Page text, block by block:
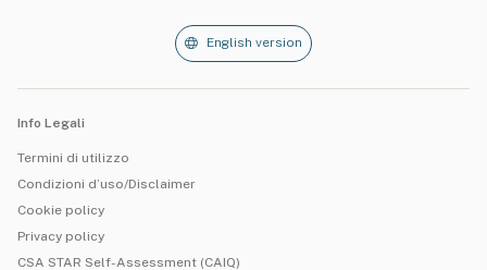
English version
Info Legali
Termini di utilizzo
Condizioni d’uso/Disclaimer
Cookie policy
Privacy policy
CSA STAR Self-Assessment (CAIQ)